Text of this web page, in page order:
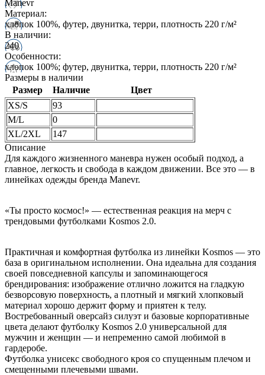
Manevr
Материал:
хлопок 100%, футер, двунитка, терри, плотность 220 г/м²
В наличии:
240
Особенности:
хлопок 100%; футер, двунитка, терри, плотность 220 г/м²
Размеры в наличии
Размер
Наличие
Цвет
XS/S
93
M/L
0
XL/2XL
147
Описание
Для каждого жизненного маневра нужен особый подход, а
главное, легкость и свобода в каждом движении. Все это — в
линейках одежды бренда Manevr.
«Ты просто космос!» — естественная реакция на мерч с
трендовыми футболками Kosmos 2.0.
Практичная и комфортная футболка из линейки Kosmos — это
база в оригинальном исполнении. Она идеальна для создания
своей повседневной капсулы и запоминающегося
брендирования: изображение отлично ложится на гладкую
безворсовую поверхность, а плотный и мягкий хлопковый
материал хорошо держит форму и приятен к телу.
Востребованный оверсайз силуэт и базовые корпоративные
цвета делают футболку Kosmos 2.0 универсальной для
мужчин и женщин — и непременно самой любимой в
гардеробе.
Футболка унисекс свободного кроя со спущенным плечом и
смещенными плечевыми швами.